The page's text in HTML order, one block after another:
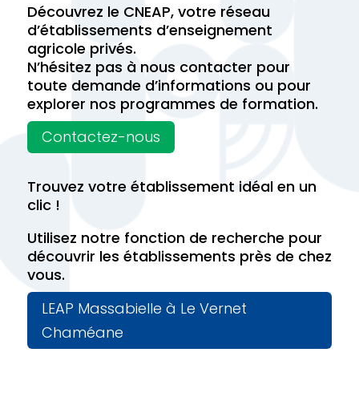
Découvrez le CNEAP, votre réseau
d’établissements d’enseignement
agricole privés.
N’hésitez pas à nous contacter pour
toute demande d’informations ou pour
explorer nos programmes de formation.
Contactez-nous
Trouvez votre établissement idéal en un
clic !
Utilisez notre fonction de recherche pour
découvrir les établissements près de chez
vous.
LEAP Massabielle à Le Vernet
Chaméane